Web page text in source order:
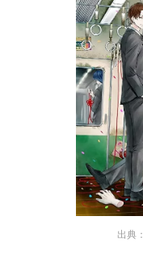
出典：